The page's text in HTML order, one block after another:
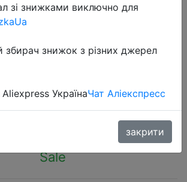
Thick Warm Baby
Plus Velvet Mittens
Coral Fleece Full Finger
1-4Y Kids Gloves
$1.15
Sale
зі знижками виключно для
збирач знижок з різних джерел
УкраїнаЧат Аліекспресс
закрити